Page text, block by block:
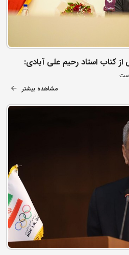
از کتاب استاد رحیم علی آبادی:
مشاهده بیشتر